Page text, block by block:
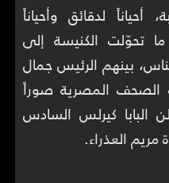
أحياناً لدقائق وأحياناً
تحوّلت الكنيسة إلى
بينهم الرئيس جمال
الصحف المصرية صوراً
البابا كيرلس السادس
العذراء.